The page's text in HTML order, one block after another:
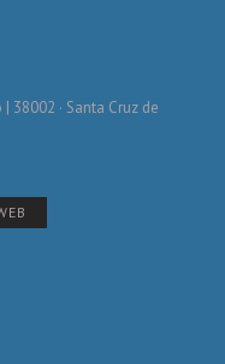
38002 · Santa Cruz de